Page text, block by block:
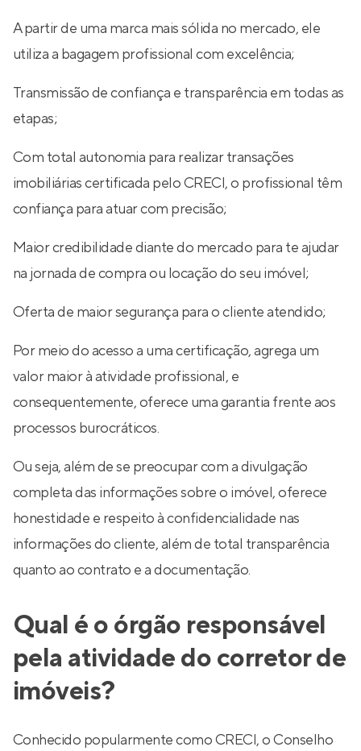
A partir de uma marca mais sólida no mercado, ele
utiliza a bagagem profissional com excelência;
Transmissão de confiança e transparência em todas as
etapas;
Com total autonomia para realizar transações
imobiliárias certificada pelo CRECI, o profissional têm
confiança para atuar com precisão;
Maior credibilidade diante do mercado para te ajudar
na jornada de compra ou locação do seu imóvel;
Oferta de maior segurança para o cliente atendido;
Por meio do acesso a uma certificação, agrega um
valor maior à atividade profissional, e
consequentemente, oferece uma garantia frente aos
processos burocráticos.
Ou seja, além de se preocupar com a divulgação
completa das informações sobre o imóvel, oferece
honestidade e respeito à confidencialidade nas
informações do cliente, além de total transparência
quanto ao contrato e a documentação.
Qual é o órgão responsável
pela atividade do corretor de
imóveis?
Conhecido popularmente como CRECI, o Conselho